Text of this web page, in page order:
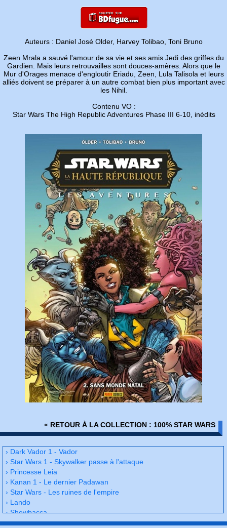
Auteurs : Daniel José Older, Harvey Tolibao, Toni Bruno
Zeen Mrala a sauvé l'amour de sa vie et ses amis Jedi des griffes du
Gardien. Mais leurs retrouvailles sont douces-amères. Alors que le
Mur d'Orages menace d'engloutir Eriadu, Zeen, Lula Talisola et leurs
alliés doivent se préparer à un autre combat bien plus important avec
les Nihil.
Contenu VO :
Star Wars The High Republic Adventures Phase III 6-10, inédits
« RETOUR À LA COLLECTION : 100% STAR WARS
› Dark Vador 1 - Vador
› Star Wars 1 - Skywalker passe à l'attaque
› Princesse Leia
› Kanan 1 - Le dernier Padawan
› Star Wars - Les ruines de l'empire
› Lando
› Shewbacca
› Star Wars 2